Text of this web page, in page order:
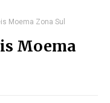
Moema Zona Sul
Moema